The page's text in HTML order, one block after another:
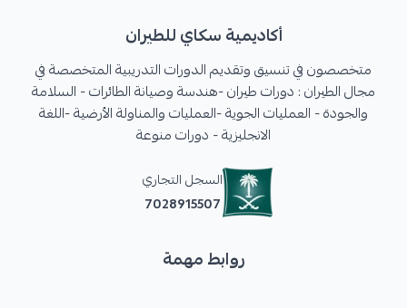
أكاديمية سكاي للطيران
متخصصون في تنسيق وتقديم الدورات التدريبية المتخصصة في
مجال الطيران : دورات طيران -هندسة وصيانة الطائرات - السلامة
والجودة - العمليات الجوية -العمليات والمناولة الأرضية -اللغة
الانجليزية - دورات منوعة
السجل التجاري
7028915507
روابط مهمة